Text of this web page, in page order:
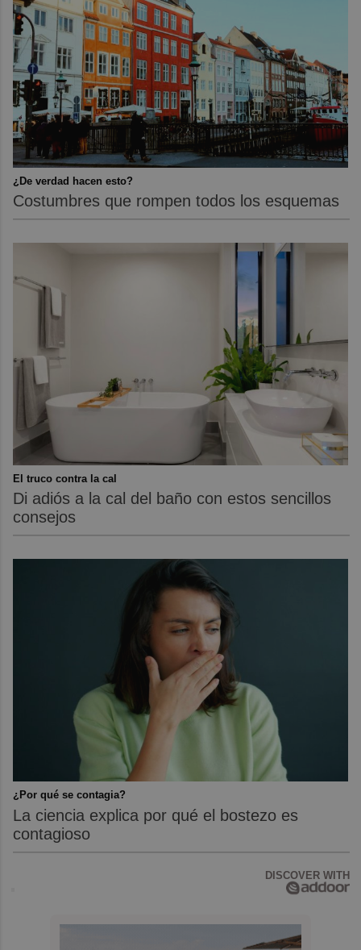
¿De verdad hacen esto?
Costumbres que rompen todos los esquemas
El truco contra la cal
Di adiós a la cal del baño con estos sencillos
consejos
¿Por qué se contagia?
La ciencia explica por qué el bostezo es
contagioso
DISCOVER WITH